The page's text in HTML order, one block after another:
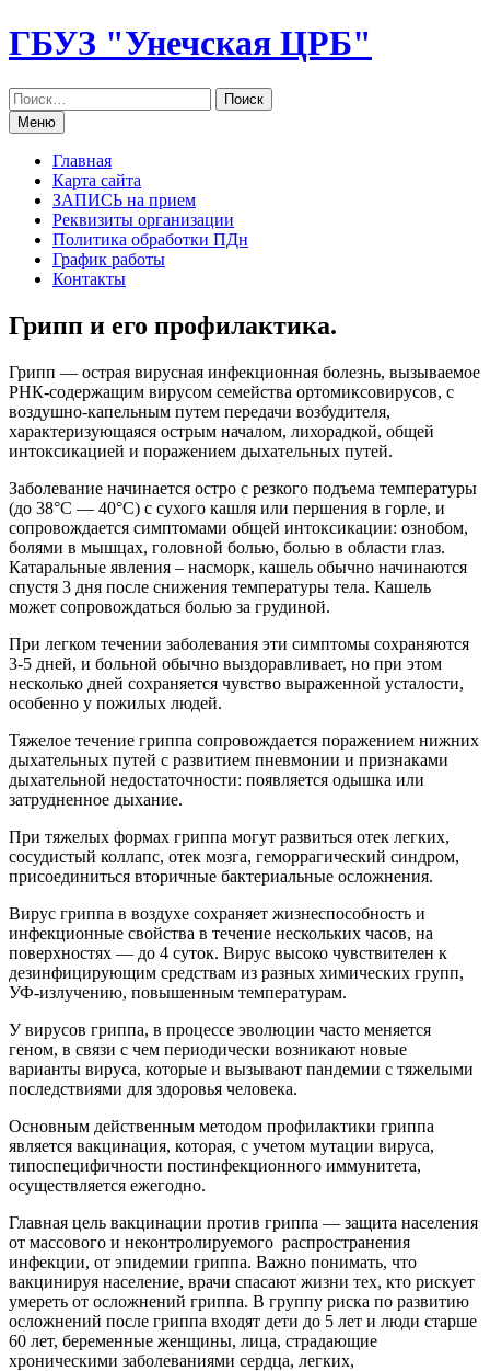
Перейти
к
ГБУЗ "Унечская ЦРБ"
Меню
Главная
Карта сайта
ЗАПИСЬ на прием
Реквизиты организации
Политика обработки ПДн
График работы
Контакты
Грипп и его профилактика.
Грипп — острая вирусная инфекционная болезнь, вызываемое
РНК-содержащим вирусом семейства ортомиксовирусов, с
воздушно-капельным путем передачи возбудителя,
характеризующаяся острым началом, лихорадкой, общей
интоксикацией и поражением дыхательных путей.
Заболевание начинается остро с резкого подъема температуры
(до 38°С — 40°С) с сухого кашля или першения в горле, и
сопровождается симптомами общей интоксикации: ознобом,
болями в мышцах, головной болью, болью в области глаз.
Катаральные явления – насморк, кашель обычно начинаются
спустя 3 дня после снижения температуры тела. Кашель
может сопровождаться болью за грудиной.
При легком течении заболевания эти симптомы сохраняются
3-5 дней, и больной обычно выздоравливает, но при этом
несколько дней сохраняется чувство выраженной усталости,
особенно у пожилых людей.
Тяжелое течение гриппа сопровождается поражением нижних
дыхательных путей с развитием пневмонии и признаками
дыхательной недостаточности: появляется одышка или
затрудненное дыхание.
При тяжелых формах гриппа могут развиться отек легких,
сосудистый коллапс, отек мозга, геморрагический синдром,
присоединиться вторичные бактериальные осложнения.
Вирус гриппа в воздухе сохраняет жизнеспособность и
инфекционные свойства в течение нескольких часов, на
поверхностях — до 4 суток. Вирус высоко чувствителен к
дезинфицирующим средствам из разных химических групп,
УФ-излучению, повышенным температурам.
У вирусов гриппа, в процессе эволюции часто меняется
геном, в связи с чем периодически возникают новые
варианты вируса, которые и вызывают пандемии с тяжелыми
последствиями для здоровья человека.
Основным действенным методом профилактики гриппа
является вакцинация, которая, с учетом мутации вируса,
типоспецифичности постинфекционного иммунитета,
осуществляется ежегодно.
Главная цель вакцинации против гриппа — защита населения
от массового и неконтролируемого распространения
инфекции, от эпидемии гриппа. Важно понимать, что
вакцинируя население, врачи спасают жизни тех, кто рискует
умереть от осложнений гриппа. В группу риска по развитию
осложнений после гриппа входят дети до 5 лет и люди старше
60 лет, беременные женщины, лица, страдающие
хроническими заболеваниями сердца, легких,